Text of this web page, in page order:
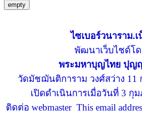
empty
ไซเบอร์วนาราม.เ
พัฒนาเว็บไชด์โ
พระมหาบุญไทย ปุญ
วัดมัชฌันติการาม วงศ์สว่าง 11
เปิดดำเนินการเมื่อวันที่ 3 กุ
ติดต่อ webmaster This email